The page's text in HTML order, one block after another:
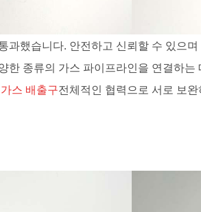
과했습니다. 안전하고 신뢰할 수 있으
한 종류의 가스 파이프라인을 연결하
스 배출구전체적인 협력으로 서로 보